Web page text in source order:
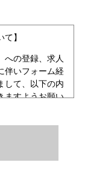
】
への登録、求人
伴いフォーム経
して、以下の内
ますようお願い